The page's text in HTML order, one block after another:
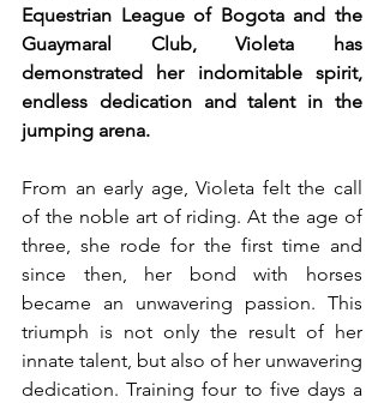
Equestrian League of Bogota and the
Guaymaral Club, Violeta has
demonstrated her indomitable spirit,
endless dedication and talent in the
jumping arena.
From an early age, Violeta felt the call
of the noble art of riding. At the age of
three, she rode for the first time and
since then, her bond with horses
became an unwavering passion. This
triumph is not only the result of her
innate talent, but also of her unwavering
dedication. Training four to five days a